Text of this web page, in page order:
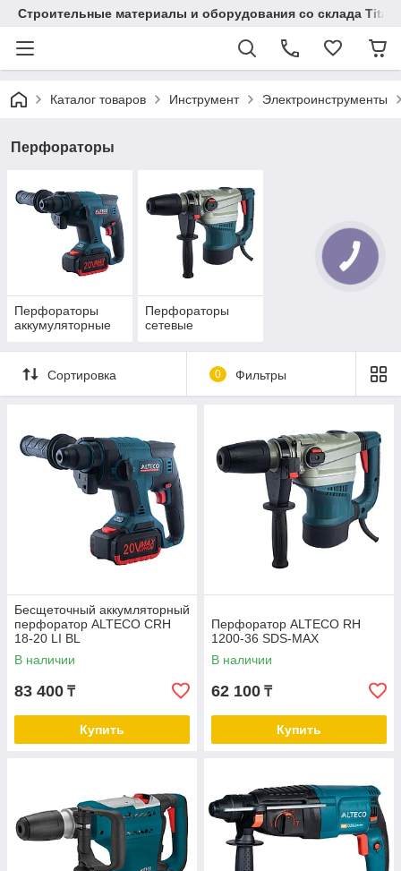
Строительные материалы и оборудования со склада
Каталог товаров Инструмент Электроинструменты
Перфораторы
Перфораторы
аккумуляторные
Перфораторы
сетевые
Сортировка 0 Фильтры
Бесщеточный аккумляторный
перфоратор ALTECO CRH
18-20 LI BL
В наличии
83 400 ₸
Купить
Перфоратор ALTECO RH
1200-36 SDS-MAX
В наличии
62 100 ₸
Купить
КНОПКА
СВЯЗИ